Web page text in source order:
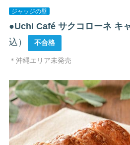
ジャッジの壁
●Uchi Café サクコローネ キ
込）
不合格
＊沖縄エリア未発売